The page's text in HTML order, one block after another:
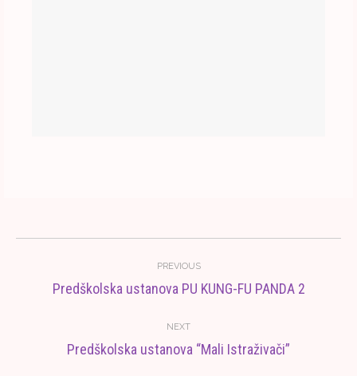
navigation
PREVIOUS
Previous
Predškolska ustanova PU KUNG-FU PANDA 2
NEXT
Next
Predškolska ustanova “Mali Istraživači”